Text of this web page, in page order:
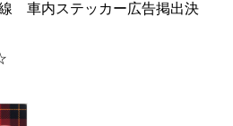
車内ステッカー広告掲出決